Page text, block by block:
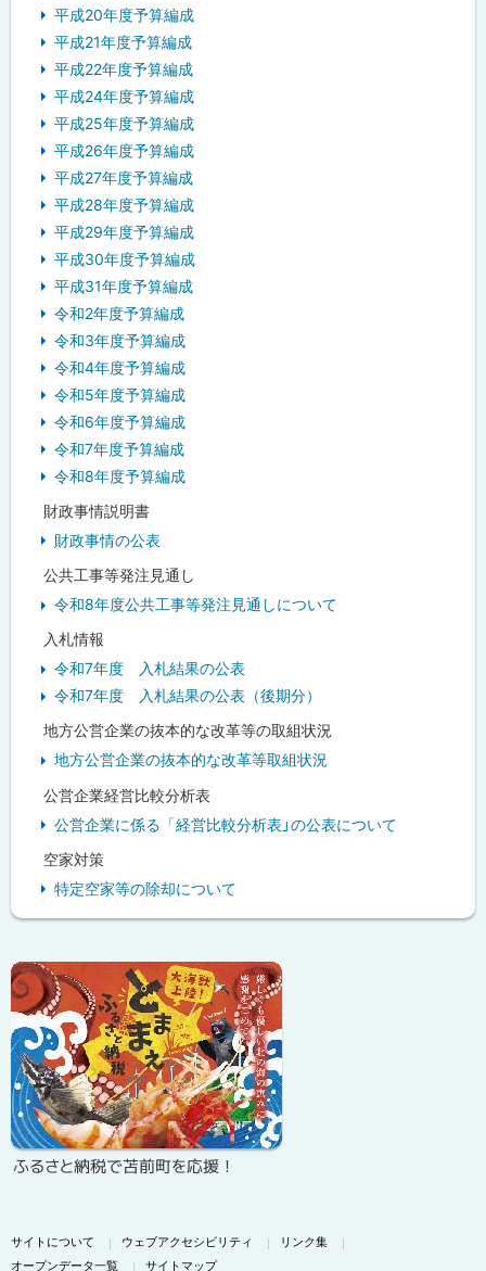
平成20年度予算編成
平成21年度予算編成
平成22年度予算編成
平成24年度予算編成
平成25年度予算編成
平成26年度予算編成
平成27年度予算編成
平成28年度予算編成
平成29年度予算編成
平成30年度予算編成
平成31年度予算編成
令和2年度予算編成
令和3年度予算編成
令和4年度予算編成
令和5年度予算編成
令和6年度予算編成
令和7年度予算編成
令和8年度予算編成
財政事情説明書
財政事情の公表
公共工事等発注見通し
令和8年度公共工事等発注見通しについて
入札情報
令和7年度 入札結果の公表
令和7年度 入札結果の公表（後期分）
地方公営企業の抜本的な改革等の取組状況
地方公営企業の抜本的な改革等取組状況
公営企業経営比較分析表
公営企業に係る「経営比較分析表」の公表について
空家対策
特定空家等の除却について
ッ
ク
ア
ッ
プ
ふるさと納税で苫前町を応援！
サイトについて ウェブアクセシビリティ
リンク集
オープンデータ一覧
サイトマップ